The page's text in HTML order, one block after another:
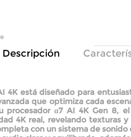
Descripción
4Kestá diseñado para
que optimiza cada
procesador α7 AI 4K Gen 8, el
4K real, revelando texturas y
con un sistema de sonido